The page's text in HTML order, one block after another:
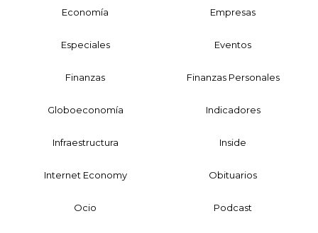
Economía Empresas
Especiales Eventos
Finanzas Finanzas Personales
Globoeconomía Indicadores
Infraestructura Inside
Internet Economy Obituarios
Ocio Podcast